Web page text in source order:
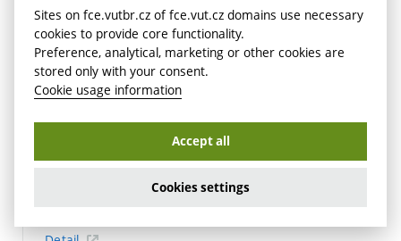
stavebnictví. In
Sborník konference Konstrukce a
progresivní materiály s využitím druhotných surovin
2006.Brno: Vysoké učení technické v Brně, Fakulta
stavební, Ústav pozemního stavitelství, Veveří 95, 602
00, Brno, 2006.s. 45-50.
MATĚJKA, L.; SCHINDLER, P. Vady povrchových úprav
zděného obvodového pláště. InPoruchy a rekonstrukce
2006 - zděné budovy, stavebně fyzikální problematika,
FAST VŠB - TU OSTRAVA,
Sites on fce.vutbr.cz of fce.vut.cz domains use necessary
cookies to provide core functionality.
Preference, analytical, marketing or other cookies are
stored only with your consent.
Cookie usage information
Accept all
Cookies settings